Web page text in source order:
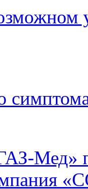
Мед»